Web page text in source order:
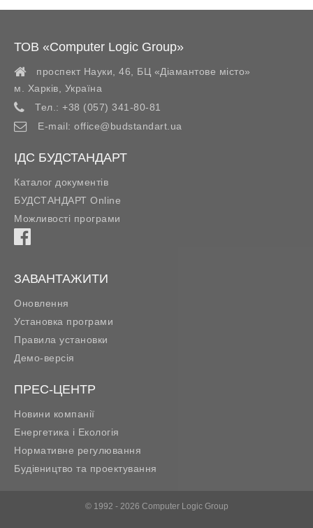
ТОВ «Computer Logic Group»
проспект Науки, 46, БЦ «Діамантове місто»
м. Харків
Україна
Тел.: +38 (057) 341-80-81
E-mail: office@budstandart.ua
ІДС БУДСТАНДАРТ
Каталог документів
БУДСТАНДАРТ Online
Можливості програми
ЗАВАНТАЖИТИ
Оновлення
Установка програми
Правила установки
Демо-версія
ПРЕС-ЦЕНТР
Новини компанії
Енергетика і Екологія
Нормативне регулювання
Будівництво та проектування
© 1992 - 2026 Computer Logic Group